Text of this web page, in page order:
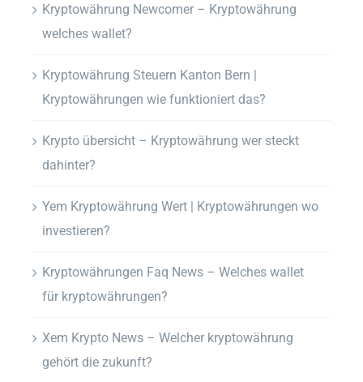
Kryptowährung Newcomer – Kryptowährung
welches wallet?
Kryptowährung Steuern Kanton Bern |
Kryptowährungen wie funktioniert das?
Krypto übersicht – Kryptowährung wer steckt
dahinter?
Yem Kryptowährung Wert | Kryptowährungen wo
investieren?
Kryptowährungen Faq News – Welches wallet
für kryptowährungen?
Xem Krypto News – Welcher kryptowährung
gehört die zukunft?